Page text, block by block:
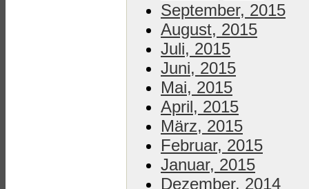
September, 2015
August, 2015
Juli, 2015
Juni, 2015
Mai, 2015
April, 2015
März, 2015
Februar, 2015
Januar, 2015
Dezember, 2014